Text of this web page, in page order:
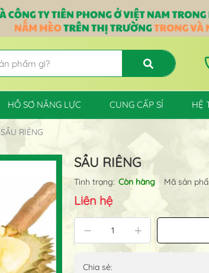
HỒ SƠ NĂNG LỰC CUNG CẤP SỈ HỆ
SẦU RIÊNG
SẦU RIÊNG
Tình trạng: Còn hàng Mã sản
Liên hệ
Chia sẻ: